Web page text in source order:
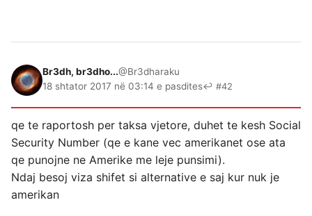
Br3dh, br3dho...@Br3dharaku
18 shtator 2017 në 03:14 e pasdites↩ #42
qe te raportosh per taksa vjetore, duhet te kesh Social
Security Number (qe e kane vec amerikanet ose ata
qe punojne ne Amerike me leje punsimi).
Ndaj besoj viza shifet si alternative e saj kur nuk je
amerikan